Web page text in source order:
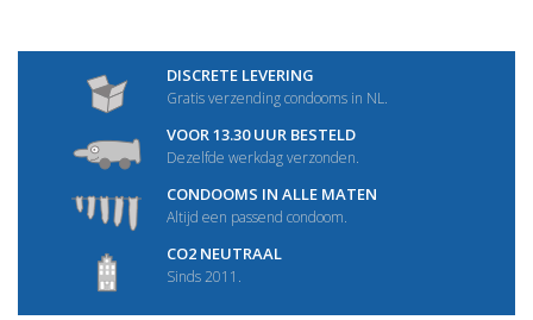
DISCRETE LEVERING
Gratis verzending condooms in NL.
VOOR 13.30 UUR BESTELD
Dezelfde werkdag verzonden.
CONDOOMS IN ALLE MATEN
Altijd een passend condoom.
CO2 NEUTRAAL
Sinds 2011.